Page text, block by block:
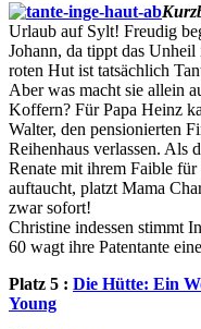
Urlaub auf Sylt! Freudig
Johann, da tippt das
roten Hut ist tatsächlich
Aber was macht sie allein
Koffern? Für Papa Heinz
Walter, den pensionierten
Reihenhaus verlassen. Als
Renate mit ihrem Faible
auftaucht, platzt Mama
zwar sofort!
Christine indessen stimmt
60 wagt ihre Patentante
Platz 5 : Die Hütte: Ein
Young